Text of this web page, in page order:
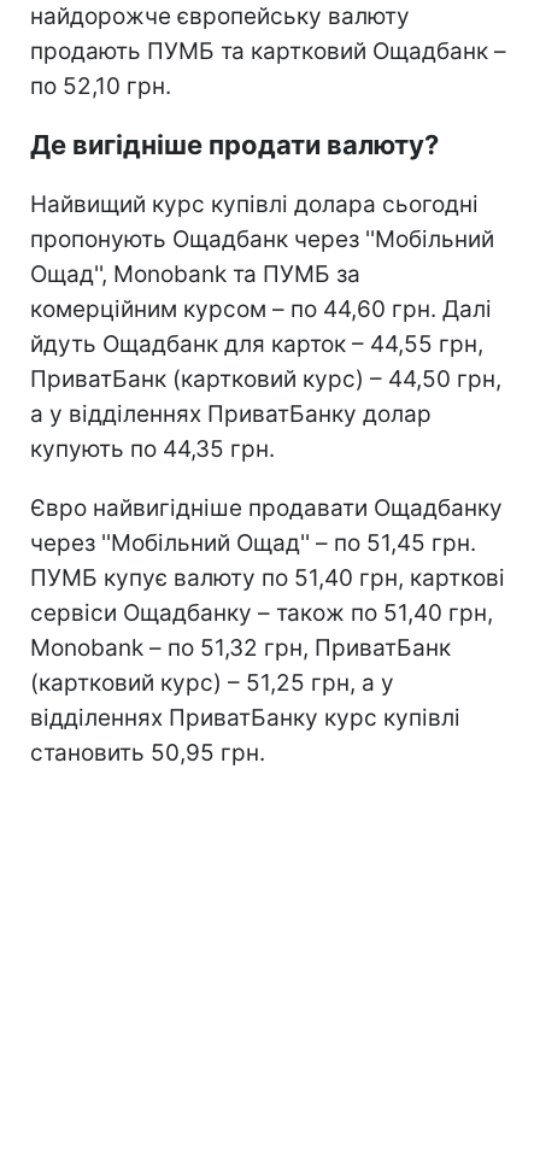
найдорожче європейську валюту
продають ПУМБ та картковий Ощадбанк –
по 52,10 грн.
Де вигідніше продати валюту?
Найвищий курс купівлі долара сьогодні
пропонують Ощадбанк через ''Мобільний
Ощад'', Monobank та ПУМБ за
комерційним курсом – по 44,60 грн. Далі
йдуть Ощадбанк для карток – 44,55 грн,
ПриватБанк (картковий курс) – 44,50 грн,
а у відділеннях ПриватБанку долар
купують по 44,35 грн.
Євро найвигідніше продавати Ощадбанку
через ''Мобільний Ощад'' – по 51,45 грн.
ПУМБ купує валюту по 51,40 грн, карткові
сервіси Ощадбанку – також по 51,40 грн,
Monobank – по 51,32 грн, ПриватБанк
(картковий курс) – 51,25 грн, а у
відділеннях ПриватБанку курс купівлі
становить 50,95 грн.